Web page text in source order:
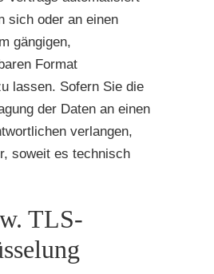
sich oder an einen
gängigen,
Format
lassen. Sofern Sie die
der Daten an einen
verlangen,
soweit es technisch
TLS-